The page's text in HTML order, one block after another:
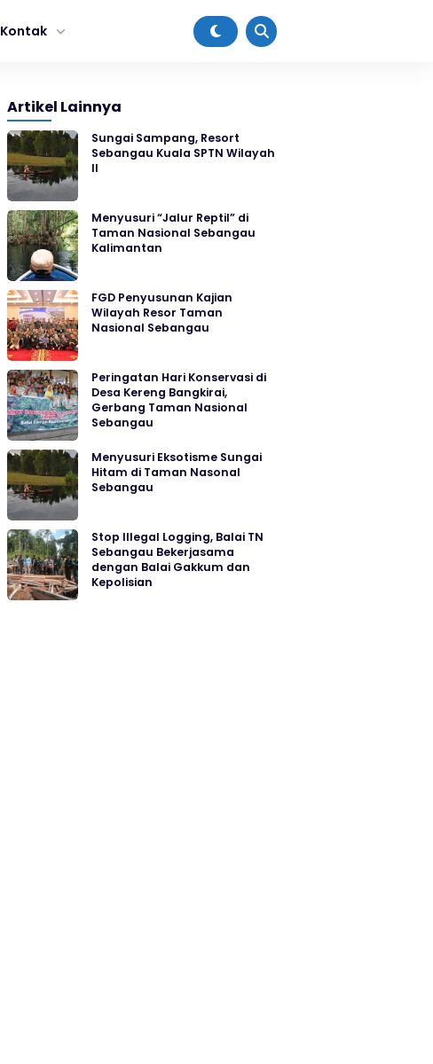
Kontak
Artikel Lainnya
Sungai Sampang, Resort
Sebangau Kuala SPTN Wilayah
II
Menyusuri “Jalur Reptil” di
Taman Nasional Sebangau
Kalimantan
FGD Penyusunan Kajian
Wilayah Resor Taman
Nasional Sebangau
Peringatan Hari Konservasi di
Desa Kereng Bangkirai,
Gerbang Taman Nasional
Sebangau
Menyusuri Eksotisme Sungai
Hitam di Taman Nasonal
Sebangau
Stop Illegal Logging, Balai TN
Sebangau Bekerjasama
dengan Balai Gakkum dan
Kepolisian